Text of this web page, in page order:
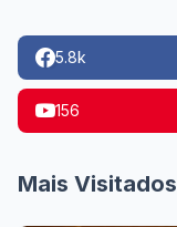
5.8k
156
Mais Visitados